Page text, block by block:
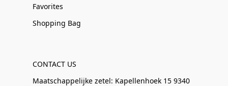
Favorites
Shopping Bag
CONTACT US
Maatschappelijke zetel: Kapellenhoek 15 9340